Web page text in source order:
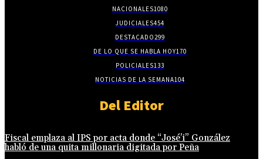
NACIONALES1080
JUDICIALES454
DESTACADO299
DE LO QUE SE HABLA HOY170
POLICIALES133
NOTICIAS DE LA SEMANA104
Del Editor
Fiscal emplaza al IPS por acta donde “José’i” González
habló de una quita millonaria digitada por Peña